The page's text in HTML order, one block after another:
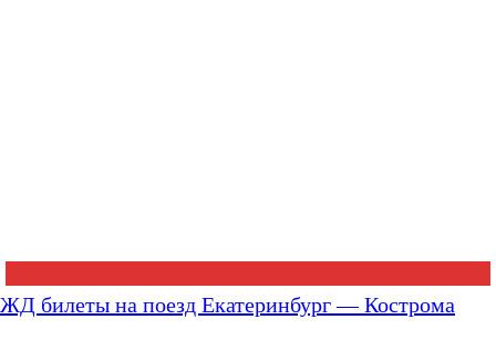
ЖД билеты на поезд Екатеринбург — Кострома